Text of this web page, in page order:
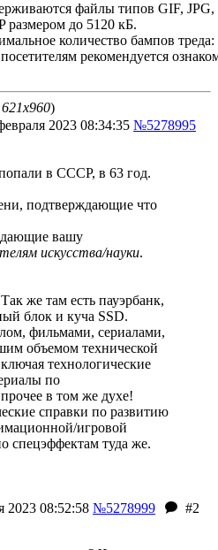
файлы типов GIF,
размером до 5120 кБ.
количество бампов треда:
рекомендуется
)
2023 08:34:35 №5278995
в СССР, в 63 год.
подтверждающие что
вашу
искусства/науки.
же там есть пауэрбанк,
блок и куча SSD.
фильмами, сериалами,
объемом технической
технологические
по
в том же духе!
справки по развитию
игровой
спецэффектам туда же.
2023 08:52:58 №5278999
#2